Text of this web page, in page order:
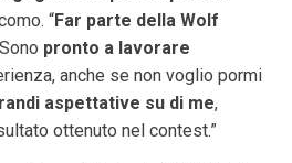
“Far parte della Wolf
pronto a lavorare
anche se non voglio pormi
aspettative su di me,
ottenuto nel contest.”